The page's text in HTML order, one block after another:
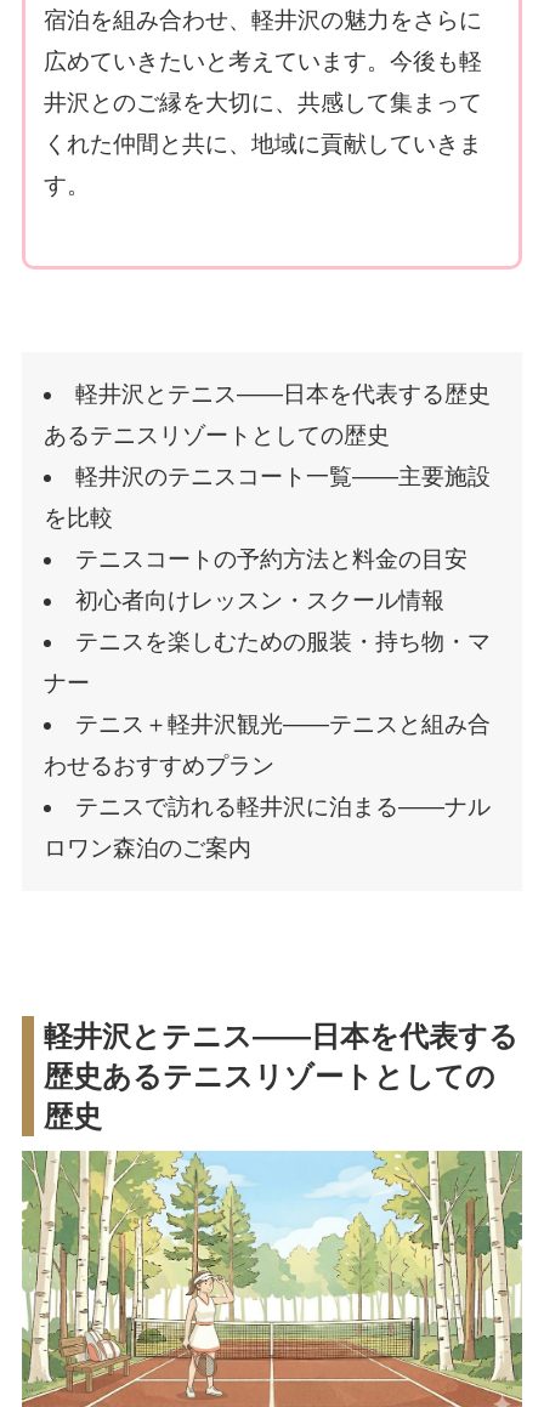
宿泊を組み合わせ、軽井沢の魅力をさらに
広めていきたいと考えています。今後も軽
井沢とのご縁を大切に、共感して集まって
くれた仲間と共に、地域に貢献していきま
す。
軽井沢とテニス——日本を代表する歴史
あるテニスリゾートとしての歴史
軽井沢のテニスコート一覧——主要施設
を比較
テニスコートの予約方法と料金の目安
初心者向けレッスン・スクール情報
テニスを楽しむための服装・持ち物・マ
ナー
テニス＋軽井沢観光——テニスと組み合
わせるおすすめプラン
テニスで訪れる軽井沢に泊まる——ナル
ロワン森泊のご案内
軽井沢とテニス——日本を代表する
歴史あるテニスリゾートとしての
歴史